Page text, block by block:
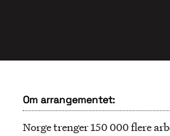
Om arrangementet:
Norge trenger 150 000 flere